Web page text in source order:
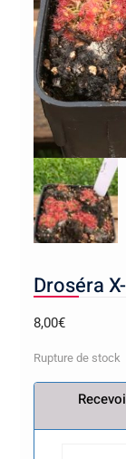
Droséra
8,00€
Rupture de stock